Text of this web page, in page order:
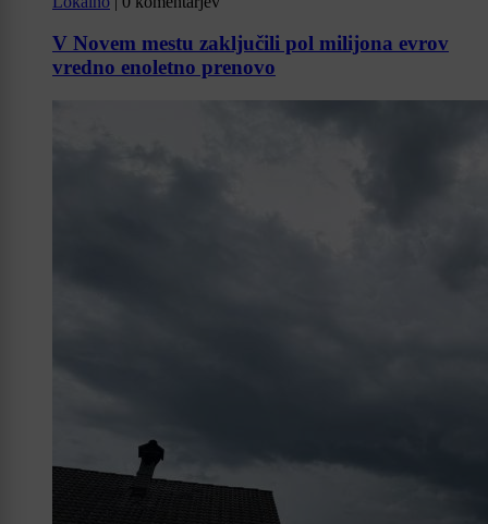
V Novem mestu zaključili pol milijona evrov
vredno enoletno prenovo